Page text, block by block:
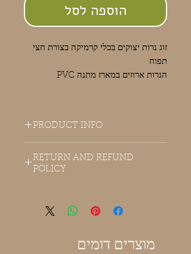
הוספה לסל
זוג נרות יצוקים בכלי קרמיקה בצורת חצי
תפוח
הנרות ארוזים במארז מתנה PVC
PRODUCT INFO
RETURN AND REFUND
POLICY
מוצרים דומים